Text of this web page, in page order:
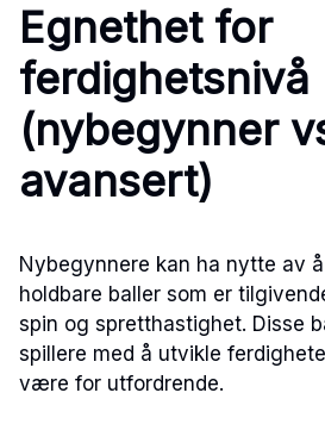
Egnethet for
ferdighetsnivå
(nybegynner
avansert)
Nybegynnere kan ha nytte av
holdbare baller som er
spin og spretthastighet. Disse
spillere med å utvikle
være for utfordrende.